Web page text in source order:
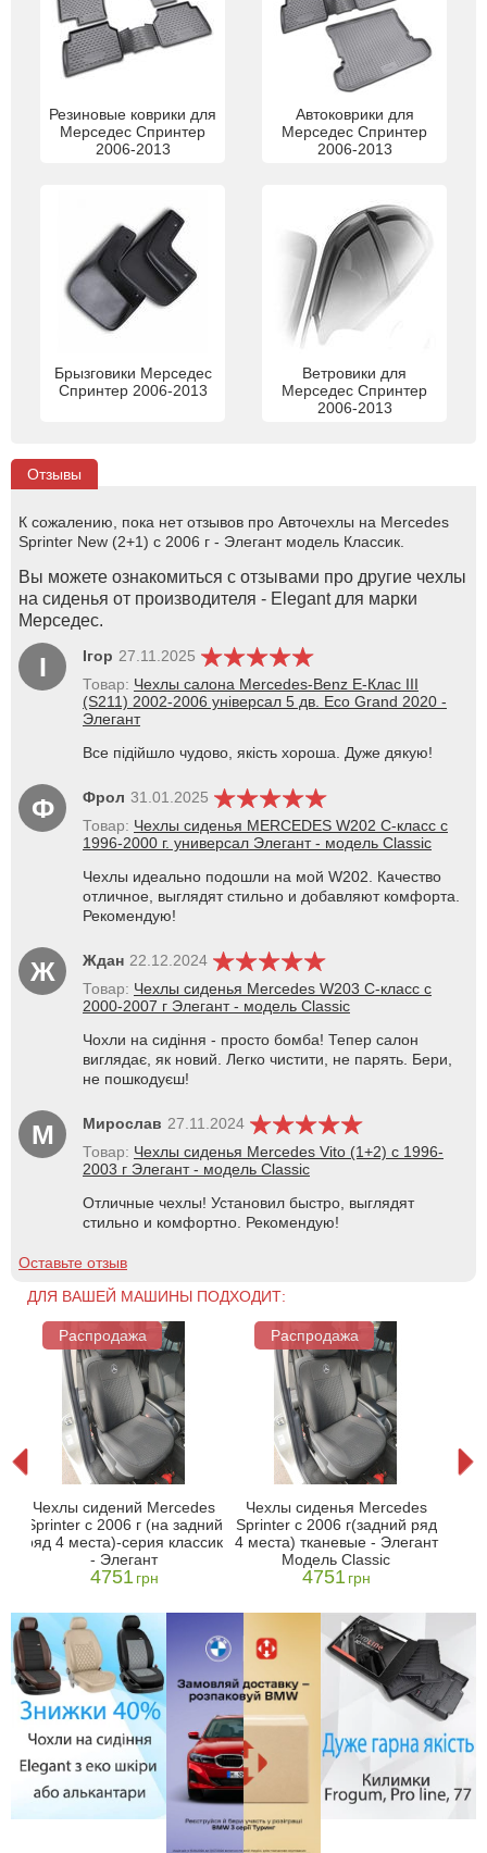
Резиновые коврики для
Мерседес Спринтер
2006-2013
Автоковрики для
Мерседес Спринтер
2006-2013
Брызговики Мерседес
Спринтер 2006-2013
Ветровики для
Мерседес Спринтер
2006-2013
Отзывы
К сожалению, пока нет отзывов про Авточехлы на Mercedes
Sprinter New (2+1) с 2006 г - Элегант модель Классик.
Вы можете ознакомиться с отзывами про другие чехлы
на сиденья от производителя - Elegant для марки
Мерседес.
І Ігор 27.11.2025
Товар: Чехлы салона Mercedes-Benz E-Клас III
(S211) 2002-2006 універсал 5 дв. Eco Grand 2020 -
Элегант
Все підійшло чудово, якість хороша. Дуже дякую!
Ф Фрол 31.01.2025
Товар: Чехлы сиденья MERCEDES W202 С-класс с
1996-2000 г. универсал Элегант - модель Classic
Чехлы идеально подошли на мой W202. Качество
отличное, выглядят стильно и добавляют комфорта.
Рекомендую!
Ж Ждан 22.12.2024
Товар: Чехлы сиденья Mercedes W203 С-класс с
2000-2007 г Элегант - модель Classic
Чохли на сидіння - просто бомба! Тепер салон
виглядає, як новий. Легко чистити, не парять. Бери,
не пошкодуєш!
М Мирослав 27.11.2024
Товар: Чехлы сиденья Mercedes Vito (1+2) с 1996-
2003 г Элегант - модель Classic
Отличные чехлы! Установил быстро, выглядят
стильно и комфортно. Рекомендую!
Оставьте отзыв
ДЛЯ ВАШЕЙ МАШИНЫ ПОДХОДИТ:
Распродажа
Чехлы сидений Mercedes
Sprinter с 2006 г (на задний
ряд 4 места)-серия классик
- Элегант
4751 грн
Распродажа
Чехлы сиденья Mercedes
Sprinter с 2006 г(задний ряд
4 места) тканевые - Элегант
Модель Classic
4751 грн